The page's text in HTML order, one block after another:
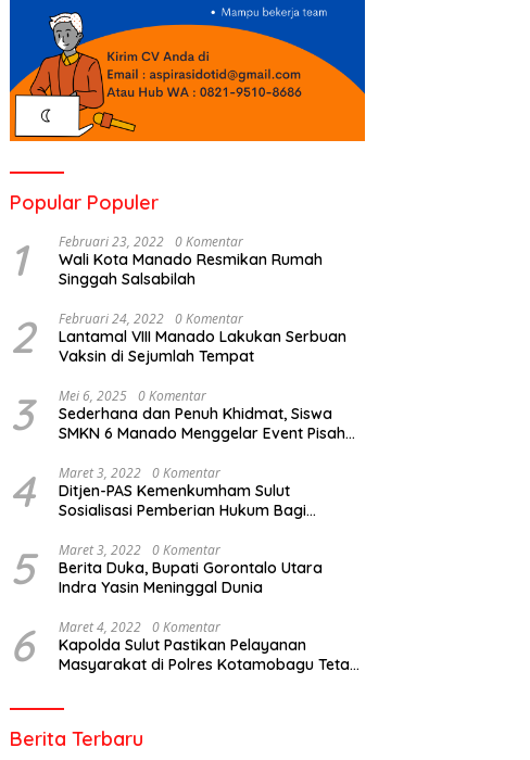
Ada Keterlibatan Hashim S
Djojohadikusumo di PT
Tambang Mas Sangihe
Gelar Bakti Sosoal di Panti
Asuhan Sayap Kasih Tomohon
Popular Populer
1 Februari 23, 2022 0 Komentar
Wali Kota Manado Resmikan Rumah
Singgah Salsabilah
2 Februari 24, 2022 0 Komentar
Lantamal VIII Manado Lakukan Serbuan
Vaksin di Sejumlah Tempat
3 Mei 6, 2025 0 Komentar
Sederhana dan Penuh Khidmat, Siswa
SMKN 6 Manado Menggelar Event Pisah
4 Maret 3, 2022 0 Komentar
Ditjen-PAS Kemenkumham Sulut
Sosialisasi Pemberian Hukum Bagi
5 Maret 3, 2022 0 Komentar
Berita Duka, Bupati Gorontalo Utara
Indra Yasin Meninggal Dunia
6 Maret 4, 2022 0 Komentar
Kapolda Sulut Pastikan Pelayanan
Masyarakat di Polres Kotamobagu Tetap
Berita Terbaru